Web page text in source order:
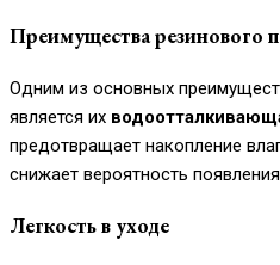
Преимущества резинового
Одним из основных
является их
предотвращает накопление
снижает вероятность
Легкость в уходе